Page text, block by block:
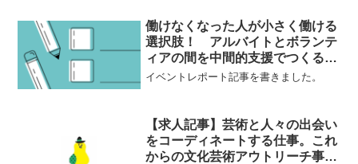
働けなくなった人が小さく働ける
選択肢！ アルバイトとボランテ
ィアの間を中間的支援でつくる、
「しごとの間借りプロジェクト」
イベントレポート記事を書きました。
【求人記事】芸術と人々の出会い
をコーディネートする仕事。これ
からの文化芸術アウトリーチ事業